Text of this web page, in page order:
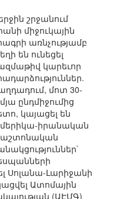
շրջանում
միջուկային
առնչությամբ
են ունեցել
կարեւոր
մոտ 30-
ընդմիջումից
կայացել են
իրանական
Սոլանա-Լարիջանի
Ատոմային
(ԱԷՄԳ)